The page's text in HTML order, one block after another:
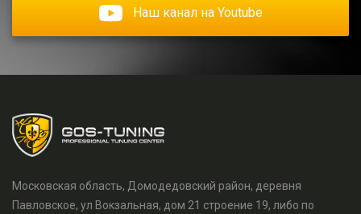
Наш канал на Youtube
Московская область, Домодедовский район, деревня
Павловское, ул Вокзальная, дом 21 строение 19, либо по